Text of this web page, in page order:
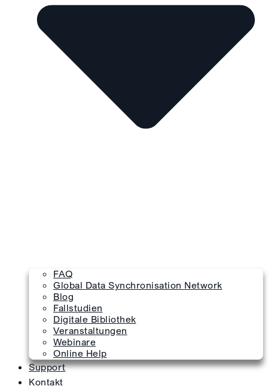
FAQ
Global Data Synchronisation Network
Blog
Fallstudien
Digitale Bibliothek
Veranstaltungen
Webinare
Online Help
Support
Kontakt